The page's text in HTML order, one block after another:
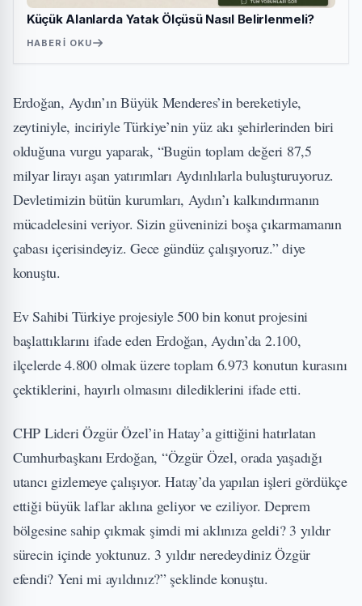
Küçük Alanlarda Yatak Ölçüsü Nasıl Belirlenmeli?
HABERI OKU
Erdoğan, Aydın’ın Büyük Menderes’in bereketiyle,
zeytiniyle, inciriyle Türkiye’nin yüz akı şehirlerinden biri
olduğuna vurgu yaparak, “Bugün toplam değeri 87,5
milyar lirayı aşan yatırımları Aydınlılarla buluşturuyoruz.
Devletimizin bütün kurumları, Aydın’ı kalkındırmanın
mücadelesini veriyor. Sizin güveninizi boşa çıkarmamanın
çabası içerisindeyiz. Gece gündüz çalışıyoruz.” diye
konuştu.
Ev Sahibi Türkiye projesiyle 500 bin konut projesini
başlattıklarını ifade eden Erdoğan, Aydın’da 2.100,
ilçelerde 4.800 olmak üzere toplam 6.973 konutun kurasını
çektiklerini, hayırlı olmasını dilediklerini ifade etti.
CHP Lideri Özgür Özel’in Hatay’a gittiğini hatırlatan
Cumhurbaşkanı Erdoğan, “Özgür Özel, orada yaşadığı
utancı gizlemeye çalışıyor. Hatay’da yapılan işleri gördükçe
ettiği büyük laflar aklına geliyor ve eziliyor. Deprem
bölgesine sahip çıkmak şimdi mi aklınıza geldi? 3 yıldır
sürecin içinde yoktunuz. 3 yıldır neredeydiniz Özgür
efendi? Yeni mi ayıldınız?” şeklinde konuştu.